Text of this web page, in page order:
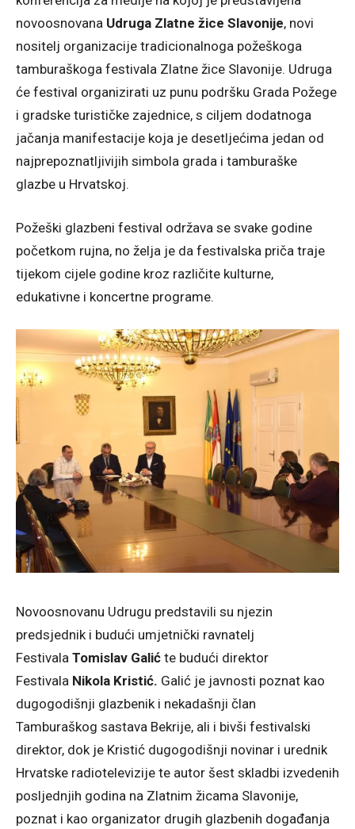
novoosnovana Udruga Zlatne žice Slavonije, novi
nositelj organizacije tradicionalnoga požeškoga
tamburaškoga festivala Zlatne žice Slavonije. Udruga
će festival organizirati uz punu podršku Grada Požege
i gradske turističke zajednice, s ciljem dodatnoga
jačanja manifestacije koja je desetljećima jedan od
najprepoznatljivijih simbola grada i tamburaške
glazbe u Hrvatskoj.
Požeški glazbeni festival održava se svake godine
početkom rujna, no želja je da festivalska priča traje
tijekom cijele godine kroz različite kulturne,
edukativne i koncertne programe.
Novoosnovanu Udrugu predstavili su njezin
predsjednik i budući umjetnički ravnatelj
Festivala Tomislav Galić te budući direktor
Festivala Nikola Kristić. Galić je javnosti poznat kao
dugogodišnji glazbenik i nekadašnji član
Tamburaškog sastava Bekrije, ali i bivši festivalski
direktor, dok je Kristić dugogodišnji novinar i urednik
Hrvatske radiotelevizije te autor šest skladbi izvedenih
posljednjih godina na Zlatnim žicama Slavonije,
poznat i kao organizator drugih glazbenih događanja